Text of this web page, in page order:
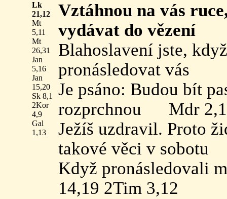
Lk
21,12
Mt
5,11
Mt
26,31
Jan
5,16
Jan
15,20
Sk 8,1
2Kor
4,9
Gal
1,13
Vztáhnou na vás
vydávat do vězení
Blahoslavení jste,
pronásledovat vás
Je psáno: Budou bít
rozprchnou Mdr
Ježíš uzdravil. Proto
takové věci v sobotu
Když pronásledovali
14,19 2Tim 3,12